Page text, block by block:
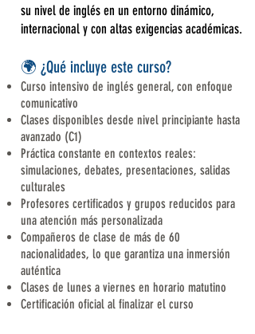
su nivel de inglés en un entorno dinámico,
internacional y con altas exigencias académicas.
🌍 ¿Qué incluye este curso?
Curso intensivo de inglés general, con enfoque
comunicativo
Clases disponibles desde nivel principiante hasta
avanzado (C1)
Práctica constante en contextos reales:
simulaciones, debates, presentaciones, salidas
culturales
Profesores certificados y grupos reducidos para
una atención más personalizada
Compañeros de clase de más de 60
nacionalidades, lo que garantiza una inmersión
auténtica
Clases de lunes a viernes en horario matutino
Certificación oficial al finalizar el curso